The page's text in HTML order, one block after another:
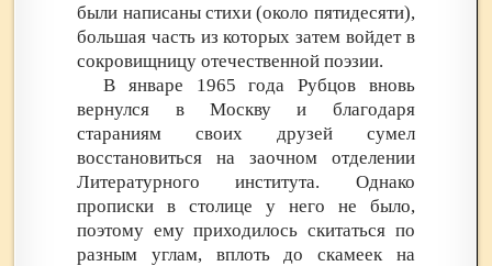
были написаны стихи (около пятидесяти),
большая часть из которых затем войдет в
сокровищницу отечественной поэзии.
В январе 1965 года Рубцов вновь
вернулся в Москву и благодаря
стараниям своих друзей сумел
восстановиться на заочном отделении
Литературного института. Однако
прописки в столице у него не было,
поэтому ему приходилось скитаться по
разным углам, вплоть до скамеек на